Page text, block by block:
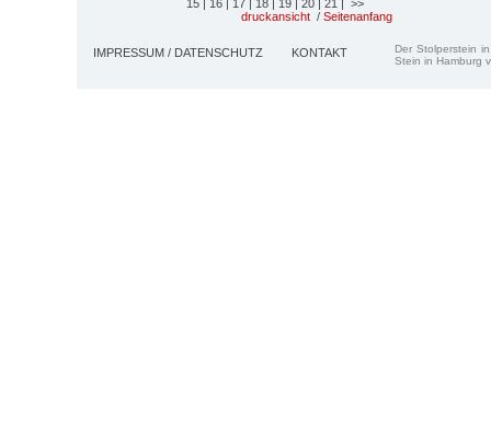
15 | 16 | 17 | 18 | 19 | 20 | 21 | >>
druckansicht / Seitenanfang
IMPRESSUM / DATENSCHUTZ KONTAKT
Der Stolperstein
Stein in Hamburg